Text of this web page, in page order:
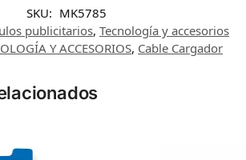
SKU: MK5785
publicitarios, Tecnología y accesorios
Y ACCESORIOS, Cable Cargador